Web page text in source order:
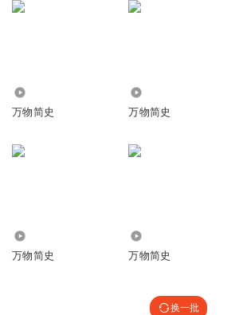
万物简史 万物简史
万物简史 万物简史
换一批